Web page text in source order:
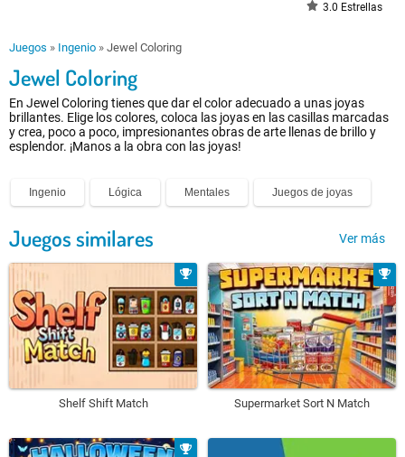
3.0 Estrellas
Juegos » Ingenio » Jewel Coloring
Jewel Coloring
En Jewel Coloring tienes que dar el color adecuado a unas joyas
brillantes. Elige los colores, coloca las joyas en las casillas marcadas
y crea, poco a poco, impresionantes obras de arte llenas de brillo y
esplendor. ¡Manos a la obra con las joyas!
Ingenio Lógica Mentales Juegos de joyas
Juegos similares Ver más
Shelf Shift Match Supermarket Sort N Match